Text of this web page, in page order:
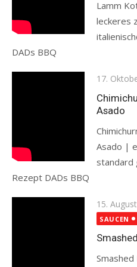
Lamm
leckeres
DADs BBQ
Posted
on
17.
Asado
Asado |
standard
Rezept DADs BBQ
Posted
on
15.
SAUCEN